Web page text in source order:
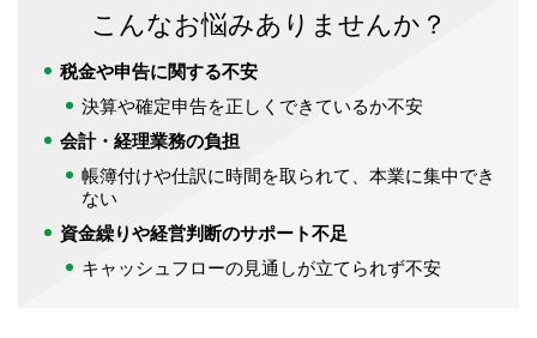
こんなお悩みありませんか？
税金や申告に関する不安
決算や確定申告を正しくできているか不安
会計・経理業務の負担
帳簿付けや仕訳に時間を取られて、本業に集中でき
ない
資金繰りや経営判断のサポート不足
​キャッシュフローの見通しが立てられず不安